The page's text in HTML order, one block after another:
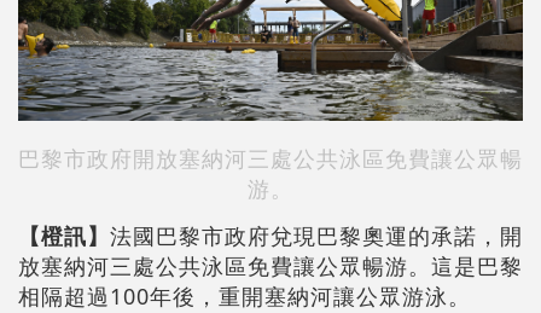
巴黎市政府開放塞納河三處公共泳區免費讓公眾暢
游。
【橙訊】 法國巴黎市政府兌現巴黎奧運的承諾，開
放塞納河三處公共泳區免費讓公眾暢游。這是巴黎
相隔超過100年後，重開塞納河讓公眾游泳。